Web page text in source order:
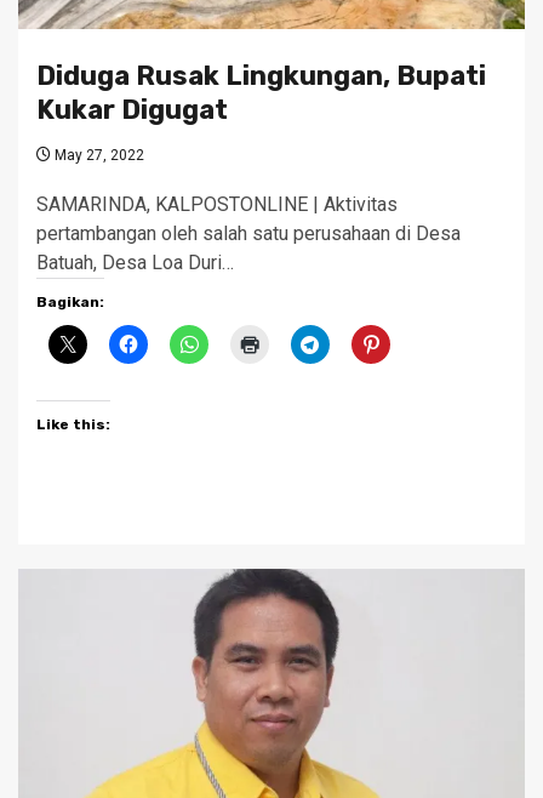
Diduga Rusak Lingkungan, Bupati
Kukar Digugat
May 27, 2022
SAMARINDA, KALPOSTONLINE | Aktivitas
pertambangan oleh salah satu perusahaan di Desa
Batuah, Desa Loa Duri…
Bagikan:
Like this: